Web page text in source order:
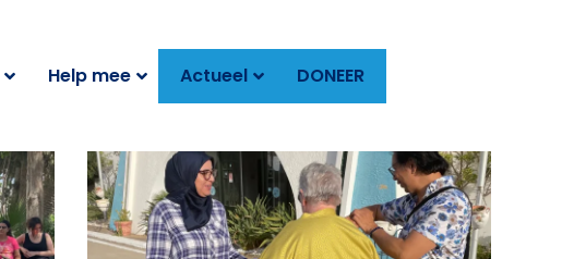
Help mee Actueel DONEER